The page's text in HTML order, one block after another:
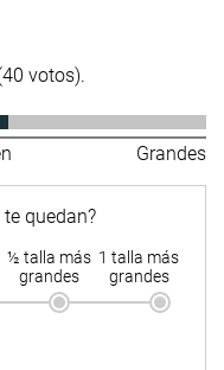
votos).
Grandes
quedan?
½ talla más
grandes
1 talla más
grandes